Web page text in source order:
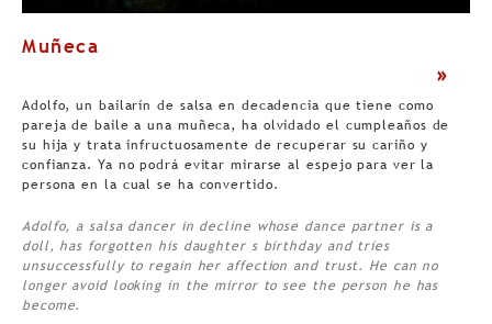
Muñeca
Adolfo, un bailarín de salsa en decadencia que tiene como
pareja de baile a una muñeca, ha olvidado el cumpleaños de
su hija y trata infructuosamente de recuperar su cariño y
confianza. Ya no podrá evitar mirarse al espejo para ver la
persona en la cual se ha convertido.
Adolfo, a salsa dancer in decline whose dance partner is a
doll, has forgotten his daughter s birthday and tries
unsuccessfully to regain her affection and trust. He can no
longer avoid looking in the mirror to see the person he has
become.
>